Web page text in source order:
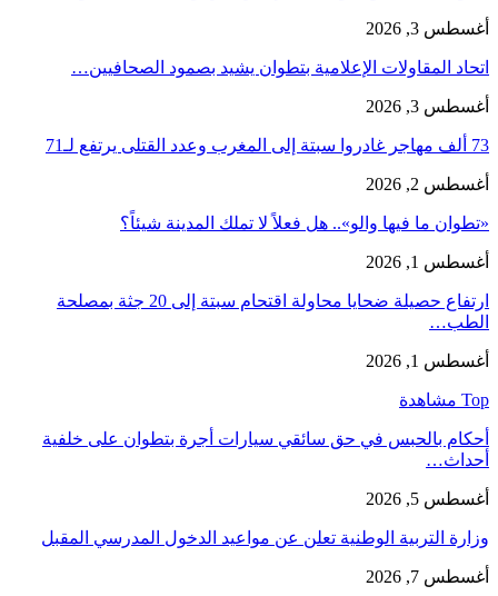
أغسطس 3, 2026
اتحاد المقاولات الإعلامية بتطوان يشيد بصمود الصحافيين…
أغسطس 3, 2026
73 ألف مهاجر غادروا سبتة إلى المغرب وعدد القتلى يرتفع لـ71
أغسطس 2, 2026
«تطوان ما فيها والو».. هل فعلاً لا تملك المدينة شيئاً؟
أغسطس 1, 2026
ارتفاع حصيلة ضحايا محاولة اقتحام سبتة إلى 20 جثة بمصلحة
الطب…
أغسطس 1, 2026
Top مشاهدة
أحكام بالحبس في حق سائقي سيارات أجرة بتطوان على خلفية
أحداث…
أغسطس 5, 2026
وزارة التربية الوطنية تعلن عن مواعيد الدخول المدرسي المقبل
أغسطس 7, 2026